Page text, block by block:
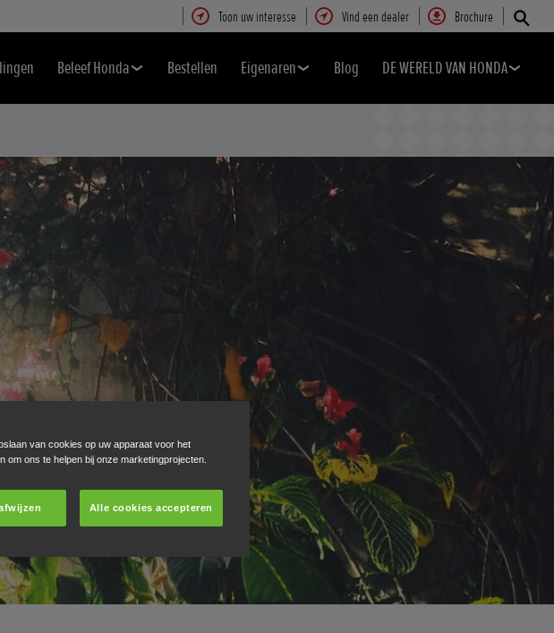
Toon uw interesse Vind een dealer Brochure
Beleef Honda Bestellen Eigenaren Blog DE WERELD VAN HONDA
van cookies op uw apparaat voor het
ons te helpen bij onze marketingprojecten.
Alle cookies accepteren